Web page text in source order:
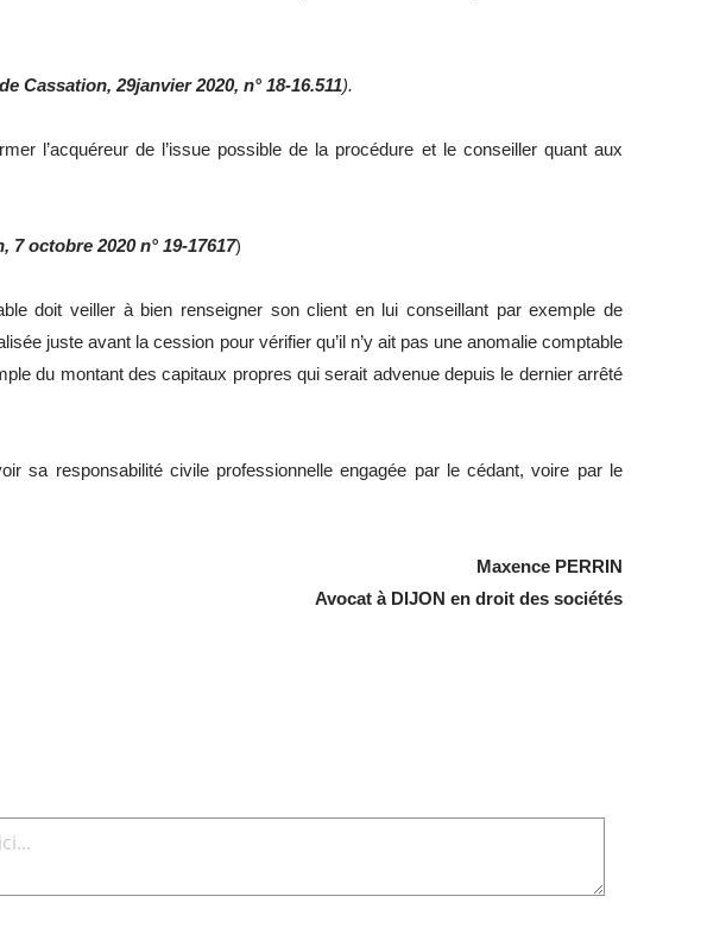
Cassation, 29janvier 2020, n° 18-16.511).
l’acquéreur de l’issue possible de la procédure et le conseiller quant aux
octobre 2020 n° 19-17617)
doit veiller à bien renseigner son client en lui conseillant par exemple de
juste avant la cession pour vérifier qu’il n’y ait pas une anomalie comptable
du montant des capitaux propres qui serait advenue depuis le dernier arrêté
sa responsabilité civile professionnelle engagée par le cédant, voire par le
Maxence PERRIN
Avocat à DIJON en droit des sociétés